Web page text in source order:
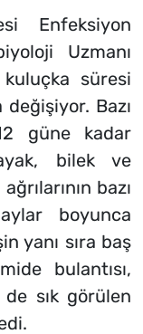
Enfeksiyon
Uzmanı
kuluçka süresi
Bazı
güne kadar
bilek ve
bazı
boyunca
yanı sıra baş
bulantısı,
sık görülen